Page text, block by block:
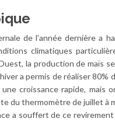
de l’année dernière a
climatiques
la production de maïs
a permis de réaliser 80%
croissance rapide, mais
du thermomètre de juillet à
a souffert de ce